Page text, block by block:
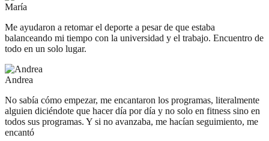
María
Me ayudaron a retomar el deporte a pesar de que estaba
balanceando mi tiempo con la universidad y el trabajo. Encuentro de
todo en un solo lugar.
Andrea
No sabía cómo empezar, me encantaron los programas, literalmente
alguien diciéndote que hacer día por día y no solo en fitness sino en
todos sus programas. Y si no avanzaba, me hacían seguimiento, me
encantó